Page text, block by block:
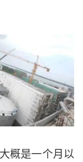
概是一个月以